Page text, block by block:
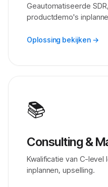
Geautomatiseerde
productdemo's
Oplossing bekijken →
📚
Consulting &
Kwalificatie van C-level
inplannen, upselling.